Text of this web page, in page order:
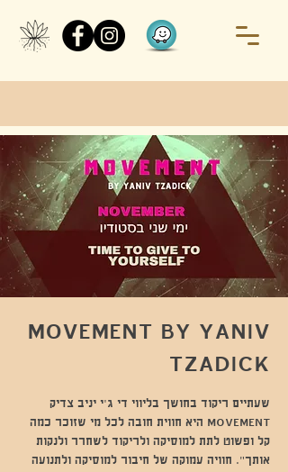
MOVEMENT BY YANIV
TZADICK
MOVEMENT היא חווית חובה לכל מי שזוכר כמה
קל ופשוט לתת למוסיקה ולריקוד לשחרר ולנקות
אותך". חוויה עמוקה של חיבור למוסיקה ולתנועה